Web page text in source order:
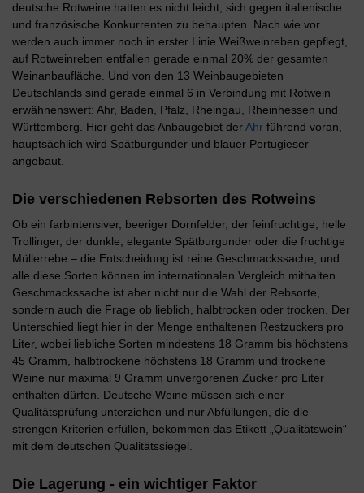
deutsche Rotweine hatten es nicht leicht, sich gegen italienische
und französische Konkurrenten zu behaupten. Nach wie vor
werden auch immer noch in erster Linie Weißweinreben gepflegt,
auf Rotweinreben entfallen gerade einmal 20% der gesamten
Weinanbaufläche. Und von den 13 Weinbaugebieten
Deutschlands sind gerade einmal 6 in Verbindung mit Rotwein
erwähnenswert: Ahr, Baden, Pfalz, Rheingau, Rheinhessen und
Württemberg. Hier geht das Anbaugebiet derAhr führend voran,
hauptsächlich wird Spätburgunder und blauer Portugieser
angebaut.
Die verschiedenen Rebsorten des Rotweins
Ob ein farbintensiver, beeriger Dornfelder, der feinfruchtige, helle
Trollinger, der dunkle, elegante Spätburgunder oder die fruchtige
Müllerrebe – die Entscheidung ist reine Geschmackssache, und
alle diese Sorten können im internationalen Vergleich mithalten.
Geschmackssache ist aber nicht nur die Wahl der Rebsorte,
sondern auch die Frage ob lieblich, halbtrocken oder trocken. Der
Unterschied liegt hier in der Menge enthaltenen Restzuckers pro
Liter, wobei liebliche Sorten mindestens 18 Gramm bis höchstens
45 Gramm, halbtrockene höchstens 18 Gramm und trockene
Weine nur maximal 9 Gramm unvergorenen Zucker pro Liter
enthalten dürfen. Deutsche Weine müssen sich einer
Qualitätsprüfung unterziehen und nur Abfüllungen, die die
strengen Kriterien erfüllen, bekommen das Etikett „Qualitätswein“
mit dem deutschen Qualitätssiegel.
Die Lagerung - ein wichtiger Faktor